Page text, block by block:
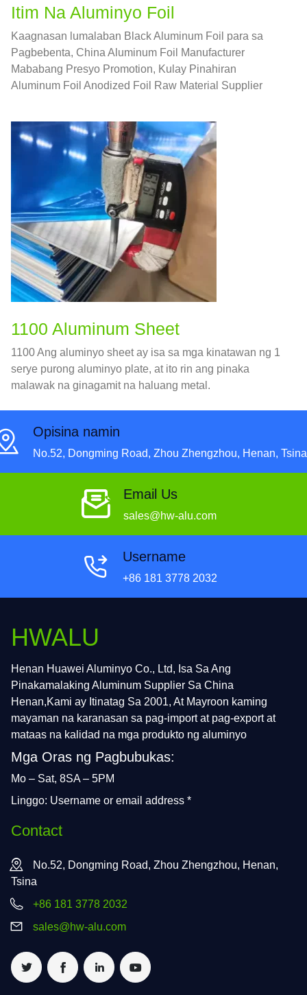
Itim Na Aluminyo Foil
Kaagnasan lumalaban Black Aluminum Foil para sa
Pagbebenta, China Aluminum Foil Manufacturer
Mababang Presyo Promotion, Kulay Pinahiran
Aluminum Foil Anodized Foil Raw Material Supplier
1100 Aluminum Sheet
1100 Ang aluminyo sheet ay isa sa mga kinatawan ng 1
serye purong aluminyo plate, at ito rin ang pinaka
malawak na ginagamit na haluang metal.
Opisina namin
No.52, Dongming Road, Zhou Zhengzhou, Henan, Tsina
Email Us
sales@hw-alu.com
Username
+86 181 3778 2032
HWALU
Henan Huawei Aluminyo Co., Ltd, Isa Sa Ang
Pinakamalaking Aluminum Supplier Sa China
Henan,Kami ay Itinatag Sa 2001, At Mayroon kaming
mayaman na karanasan sa pag-import at pag-export at
mataas na kalidad na mga produkto ng aluminyo
Mga Oras ng Pagbubukas:
Mo – Sat, 8SA – 5PM
Linggo: Username or email address *
Contact
No.52, Dongming Road, Zhou Zhengzhou, Henan,
Tsina
+86 181 3778 2032
sales@hw-alu.com